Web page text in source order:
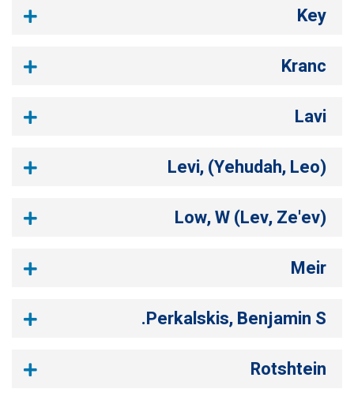
Key
Kranc
Lavi
Levi, (Yehudah, Leo)
Low, W (Lev, Ze'ev)
Meir
Perkalskis, Benjamin S.
Rotshtein